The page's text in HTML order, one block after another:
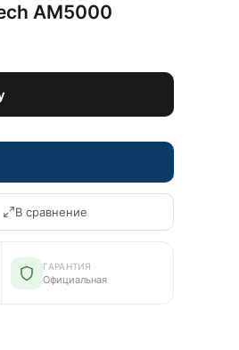
AM5000
В сравнение
ГАРАНТИЯ
Официальная